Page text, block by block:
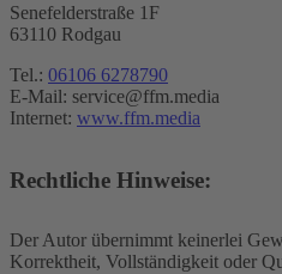
Senefelderstraße 1F
63110 Rodgau
Tel.: 06106 6278790
E-Mail: service@ffm.media
Internet: www.ffm.media
Rechtliche Hinweise:
Der Autor übernimmt keinerlei
Korrektheit, Vollständigkeit oder